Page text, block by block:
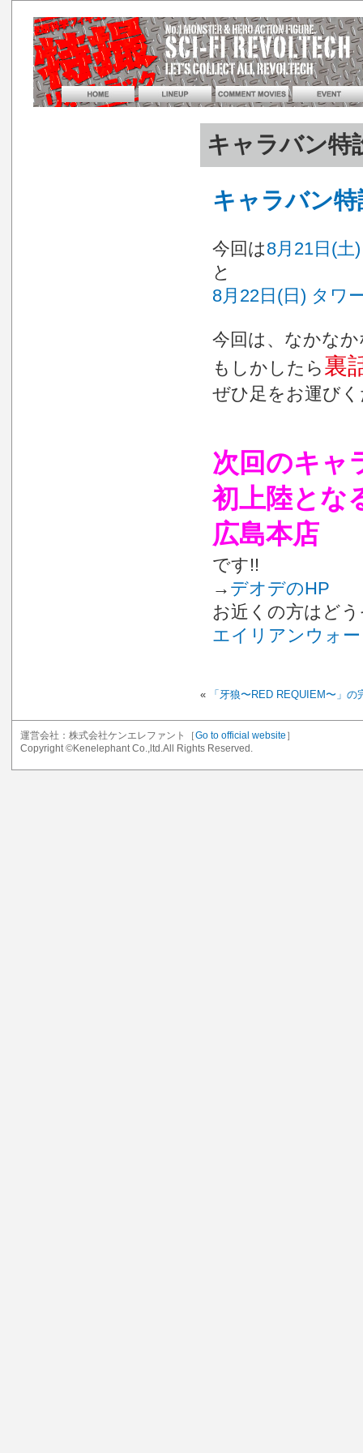
キャラバン特
キャラバン
今回は8月21日(
と
8月22日(日) タワ
今回は、なかな
もしかしたら 裏
ぜひ足をお運び
次回のキャ
初上陸とな
広島本店
です!!
→ デオデのHP
お近くの方はど
エイリアンウォ
« 「牙狼〜RED REQUIEM〜」の
運営会社：株式会社ケンエレファント［Go to official website ］
Copyright ©Kenelephant Co.,ltd.All Rights Reserved.